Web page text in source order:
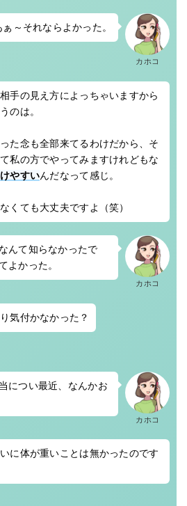
カホコ
ぁ～それならよかった。
手の見え方によっちゃいますから
のは。
た念も全部来てるわけだから、そ
私の方でやってみますけれどもな
やすいんだなって感じ。
くても大丈夫ですよ（笑）
カホコ
んて知らなかったで
よかった。
気付かなかった？
カホコ
につい最近、なんかお
に体が重いことは無かったのです